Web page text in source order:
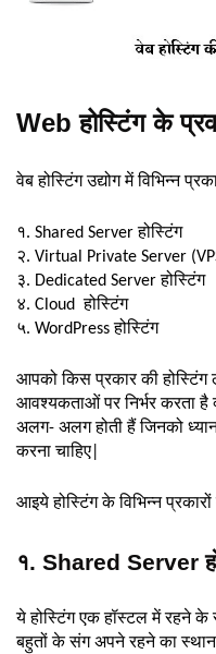
Web होस्टिंग के
वेब होस्टिंग उद्योग में विभिन्न
१. Shared Server होस्टिंग
२. Virtual Private Server
३. Dedicated Server होस्टिंग
४. Cloud होस्टिंग
५. WordPress होस्टिंग
आपको किस प्रकार की होस्टिंग
आवश्यकताओं पर निर्भर करता
अलग- अलग होती हैं जिनको
करना चाहिए|
आइये होस्टिंग के विभिन्न
१. Shared Server
ये होस्टिंग एक हॉस्टल में रहने
बहुतों के संग अपने रहने का स्थान